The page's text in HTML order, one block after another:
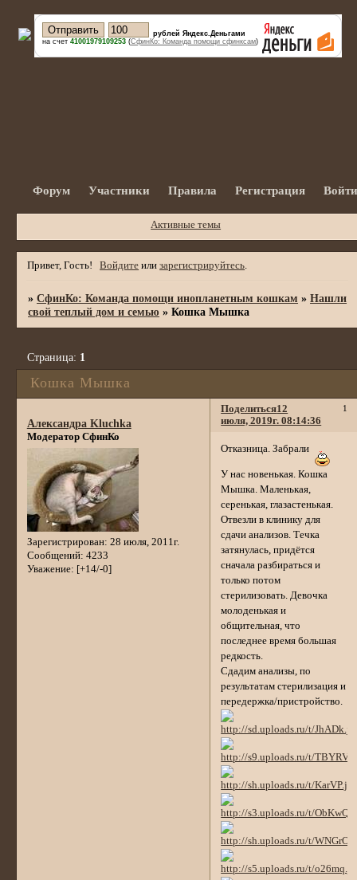
рублей Яндекс.Деньгами
на счет 41001979109253 (СфинКо: Команда помощи сфинксам)
Форум Участники Правила Регистрация
Активные темы
Привет, Гость! Войдите илизарегистрируйтесь.
»СфинКо: Команда помощи инопланетным кошкам »Нашли
свой теплый дом и семью »Кошка Мышка
Кошка Мышка
Страница: 1
Поделиться 1
12
июля, 2019г. 08:14:36
Александра Kluchka
Модератор СфинКо
Зарегистрирован: 28 июля, 2011г.
Сообщений: 4233
Уважение: [+14/-0]
Отказница. Забрали
У нас новенькая. Кошка
Мышка. Маленькая,
серенькая, глазастенькая.
Отвезли в клинику для
сдачи анализов. Течка
затянулась, придётся
сначала разбираться и
только потом
стерилизовать. Девочка
молоденькая и
общительная, что
последнее время большая
редкость.
Сдадим анализы, по
результатам стерилизация и
передержка/пристройство.